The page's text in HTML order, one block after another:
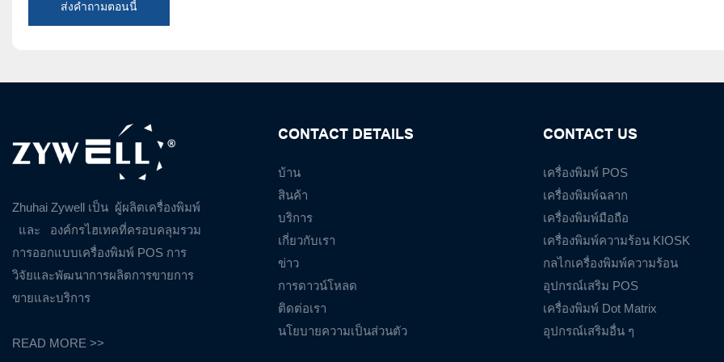
ส่งคำถามตอนนี้
Zhuhai Zywell เป็น ผู้ผลิตเครื่องพิมพ์
และ
องค์กรไฮเทคที่ครอบคลุมรวม
การออกแบบเครื่องพิมพ์ POS การ
วิจัยและพัฒนาการผลิตการขายการ
ขายและบริการ
READ MORE >>
CONTACT DETAILS
บ้าน
สินค้า
บริการ
เกี่ยวกับเรา
ข่าว
การดาวน์โหลด
ติดต่อเรา
นโยบายความเป็นส่วนตัว
CONTACT US
เครื่องพิมพ์ POS
เครื่องพิมพ์ฉลาก
เครื่องพิมพ์มือถือ
เครื่องพิมพ์ความร้อน KIOSK
กลไกเครื่องพิมพ์ความร้อน
อุปกรณ์เสริม POS
เครื่องพิมพ์ Dot Matrix
อุปกรณ์เสริมอื่น ๆ